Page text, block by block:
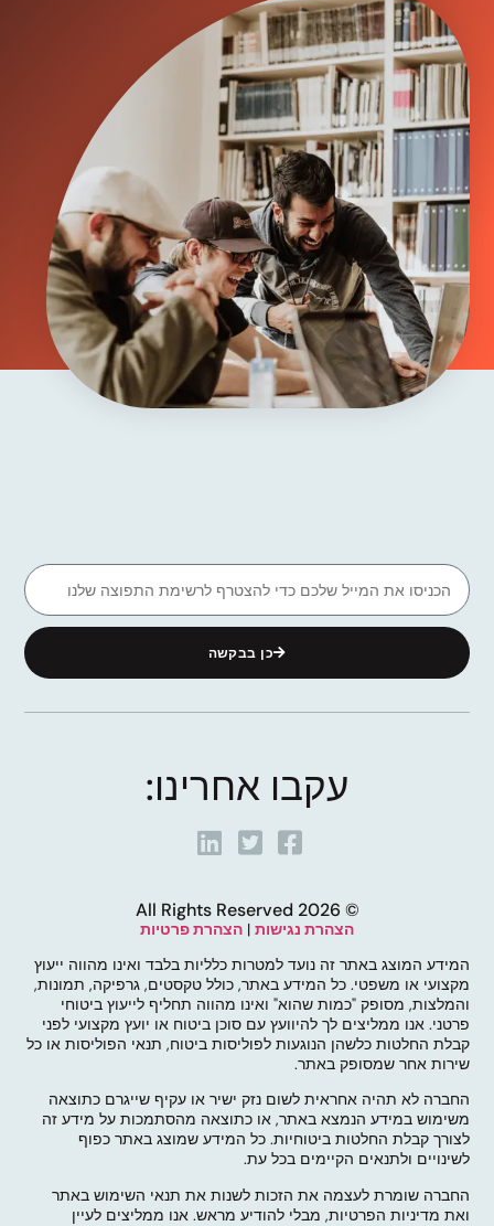
כן בבקשה
עקבו אחרינו:
© 2026 All Rights Reserved
הצהרת נגישות | הצהרת פרטיות
המידע המוצג באתר זה נועד למטרות כלליות בלבד ואינו מהווה ייעוץ
מקצועי או משפטי. כל המידע באתר, כולל טקסטים, גרפיקה, תמונות,
והמלצות, מסופק "כמות שהוא" ואינו מהווה תחליף לייעוץ ביטוחי
פרטני. אנו ממליצים לך להיוועץ עם סוכן ביטוח או יועץ מקצועי לפני
קבלת החלטות כלשהן הנוגעות לפוליסות ביטוח, תנאי הפוליסות או כל
שירות אחר שמסופק באתר.
החברה לא תהיה אחראית לשום נזק ישיר או עקיף שייגרם כתוצאה
משימוש במידע הנמצא באתר, או כתוצאה מהסתמכות על מידע זה
לצורך קבלת החלטות ביטוחיות. כל המידע שמוצג באתר כפוף
לשינויים ולתנאים הקיימים בכל עת.
החברה שומרת לעצמה את הזכות לשנות את תנאי השימוש באתר
ואת מדיניות הפרטיות, מבלי להודיע מראש. אנו ממליצים לעיין